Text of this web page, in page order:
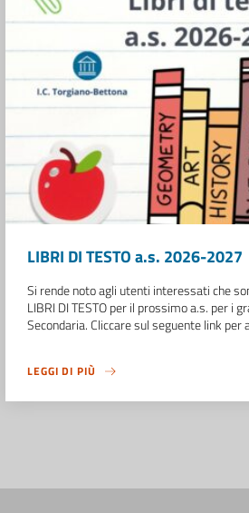
LIBRI DI TESTO a.s. 2026-2027
Si rende noto agli utenti interessati che
LIBRI DI TESTO per il prossimo a.s. per i
Secondaria. Cliccare sul seguente link per
LEGGI DI PIÙ